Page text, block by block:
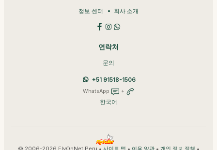
정보 센터 회사 소개
연락처
문의
+51 91518-1506
WhatsApp +
한국어
© 2006-2026 FlyOnNet Peru • • • •